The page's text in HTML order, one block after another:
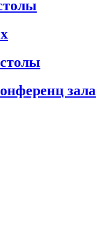
зала